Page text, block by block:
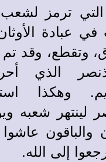
التي ترمز لشعب
في عبادة
وتقطع، وقد
الذي
وهكذا
لينتهر شعبه
والباقون
إلى الله.